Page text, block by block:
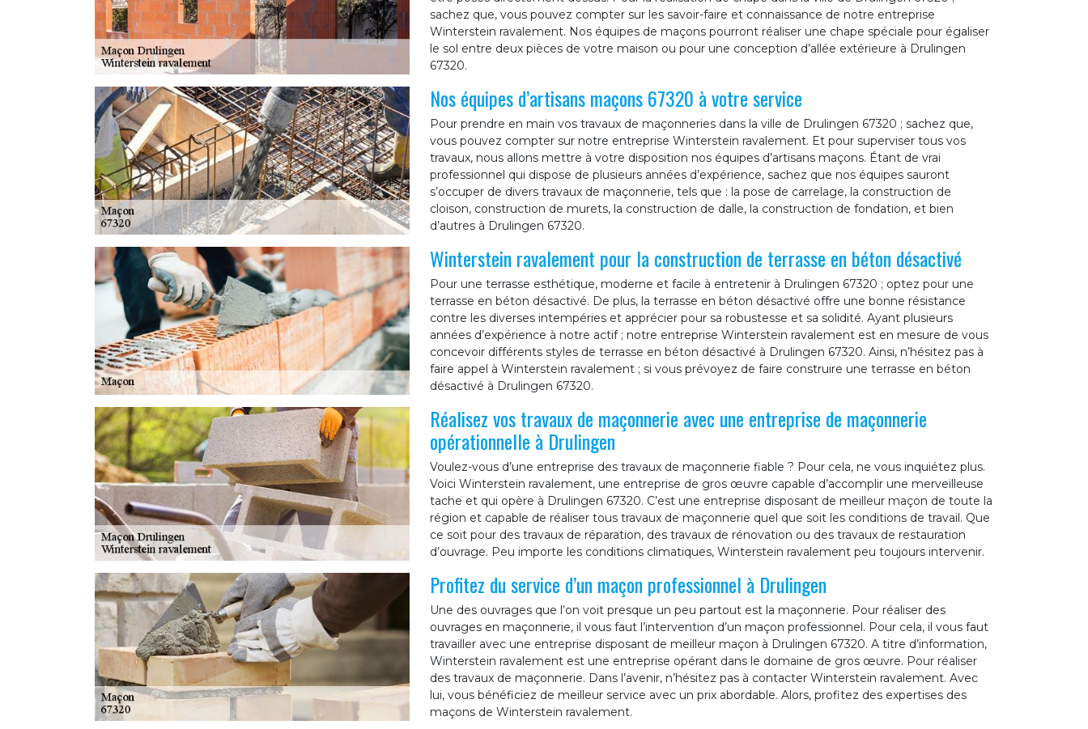
sachez que, vous pouvez compter sur les savoir-faire et connaissance de notre entreprise
Winterstein ravalement. Nos équipes de maçons pourront réaliser une chape spéciale pour égaliser
le sol entre deux pièces de votre maison ou pour une conception d’allée extérieure à Drulingen
67320.
Nos équipes d’artisans maçons 67320 à votre service
Pour prendre en main vos travaux de maçonneries dans la ville de Drulingen 67320 ; sachez que,
vous pouvez compter sur notre entreprise Winterstein ravalement. Et pour superviser tous vos
travaux, nous allons mettre à votre disposition nos équipes d’artisans maçons. Étant de vrai
professionnel qui dispose de plusieurs années d’expérience, sachez que nos équipes sauront
s’occuper de divers travaux de maçonnerie, tels que : la pose de carrelage, la construction de
cloison, construction de murets, la construction de dalle, la construction de fondation, et bien
d’autres à Drulingen 67320.
Winterstein ravalement pour la construction de terrasse en béton désactivé
Pour une terrasse esthétique, moderne et facile à entretenir à Drulingen 67320 ; optez pour une
terrasse en béton désactivé. De plus, la terrasse en béton désactivé offre une bonne résistance
contre les diverses intempéries et apprécier pour sa robustesse et sa solidité. Ayant plusieurs
années d’expérience à notre actif ; notre entreprise Winterstein ravalement est en mesure de vous
concevoir différents styles de terrasse en béton désactivé à Drulingen 67320. Ainsi, n’hésitez pas à
faire appel à Winterstein ravalement ; si vous prévoyez de faire construire une terrasse en béton
désactivé à Drulingen 67320.
Réalisez vos travaux de maçonnerie avec une entreprise de maçonnerie
opérationnelle à Drulingen
Voulez-vous d’une entreprise des travaux de maçonnerie fiable ? Pour cela, ne vous inquiétez plus.
Voici Winterstein ravalement, une entreprise de gros œuvre capable d’accomplir une merveilleuse
tache et qui opère à Drulingen 67320. C’est une entreprise disposant de meilleur maçon de toute la
région et capable de réaliser tous travaux de maçonnerie quel que soit les conditions de travail. Que
ce soit pour des travaux de réparation, des travaux de rénovation ou des travaux de restauration
d’ouvrage. Peu importe les conditions climatiques, Winterstein ravalement peu toujours intervenir.
Profitez du service d’un maçon professionnel à Drulingen
Une des ouvrages que l’on voit presque un peu partout est la maçonnerie. Pour réaliser des
ouvrages en maçonnerie, il vous faut l’intervention d’un maçon professionnel. Pour cela, il vous faut
travailler avec une entreprise disposant de meilleur maçon à Drulingen 67320. A titre d’information,
Winterstein ravalement est une entreprise opérant dans le domaine de gros œuvre. Pour réaliser
des travaux de maçonnerie. Dans l’avenir, n’hésitez pas à contacter Winterstein ravalement. Avec
lui, vous bénéficiez de meilleur service avec un prix abordable. Alors, profitez des expertises des
maçons de Winterstein ravalement.